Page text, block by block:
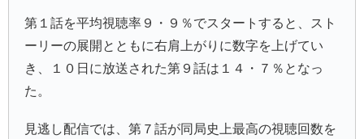
第１話を平均視聴率９・９％でスタートすると、スト
ーリーの展開とともに右肩上がりに数字を上げてい
き、１０日に放送された第９話は１４・７％となっ
た。
見逃し配信では、第７話が同局史上最高の視聴回数を